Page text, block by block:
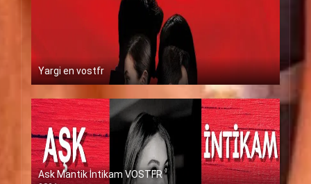
Yargi en vostfr
Ask Mantik İntikam VOSTFR